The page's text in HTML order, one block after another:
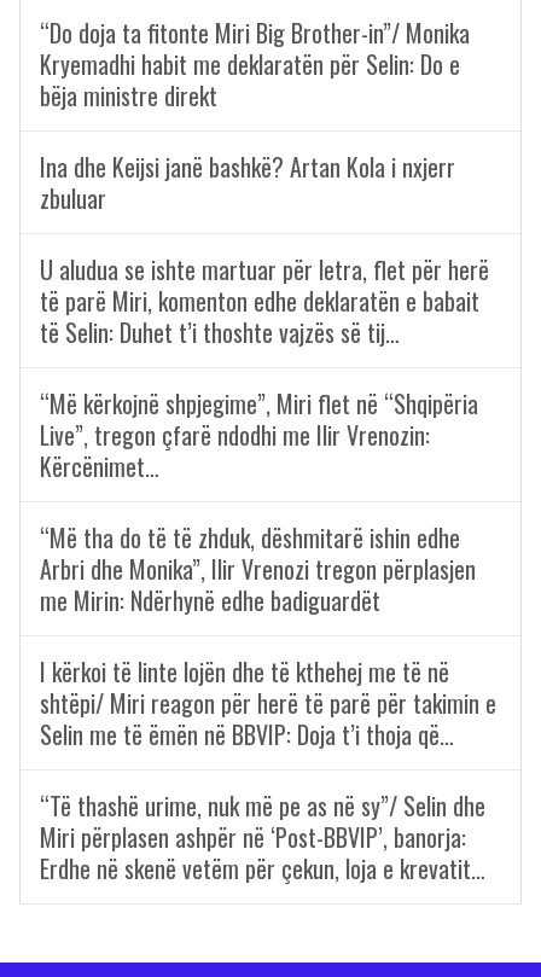
“Do doja ta fitonte Miri Big Brother-in”/ Monika
Kryemadhi habit me deklaratën për Selin: Do e
bëja ministre direkt
Ina dhe Keijsi janë bashkë? Artan Kola i nxjerr
zbuluar
U aludua se ishte martuar për letra, flet për herë
të parë Miri, komenton edhe deklaratën e babait
të Selin: Duhet t’i thoshte vajzës së tij…
“Më kërkojnë shpjegime”, Miri flet në “Shqipëria
Live”, tregon çfarë ndodhi me Ilir Vrenozin:
Kërcënimet…
“Më tha do të të zhduk, dëshmitarë ishin edhe
Arbri dhe Monika”, Ilir Vrenozi tregon përplasjen
me Mirin: Ndërhynë edhe badiguardët
I kërkoi të linte lojën dhe të kthehej me të në
shtëpi/ Miri reagon për herë të parë për takimin e
Selin me të ëmën në BBVIP: Doja t’i thoja që…
“Të thashë urime, nuk më pe as në sy”/ Selin dhe
Miri përplasen ashpër në ‘Post-BBVIP’, banorja:
Erdhe në skenë vetëm për çekun, loja e krevatit…